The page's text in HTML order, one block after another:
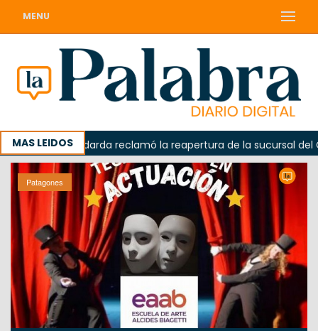
MENU
MAS LEIDOSOdarda reclamó la reapertura de la sucursal del
Patagones